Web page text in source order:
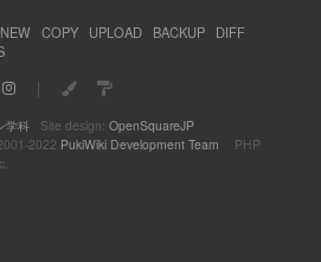
NEW COPY UPLOAD BACKUP
DIFF
｜
学科Site design: OpenSquareJP
2022 PukiWiki Development Team PHP